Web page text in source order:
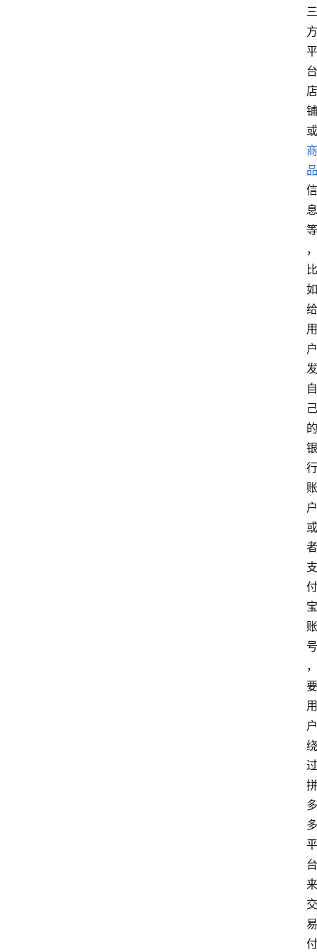
三
方
平
台
店
铺
或
商
品
信
息
等
，
比
如
给
用
户
发
自
己
的
银
行
账
户
或
者
支
付
宝
账
号
，
要
用
户
绕
过
拼
多
多
平
台
来
交
易
付